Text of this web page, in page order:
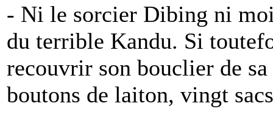
- Ni le sorcier Dibing ni
du terrible Kandu. Si
recouvrir son bouclier de
boutons de laiton, vingt